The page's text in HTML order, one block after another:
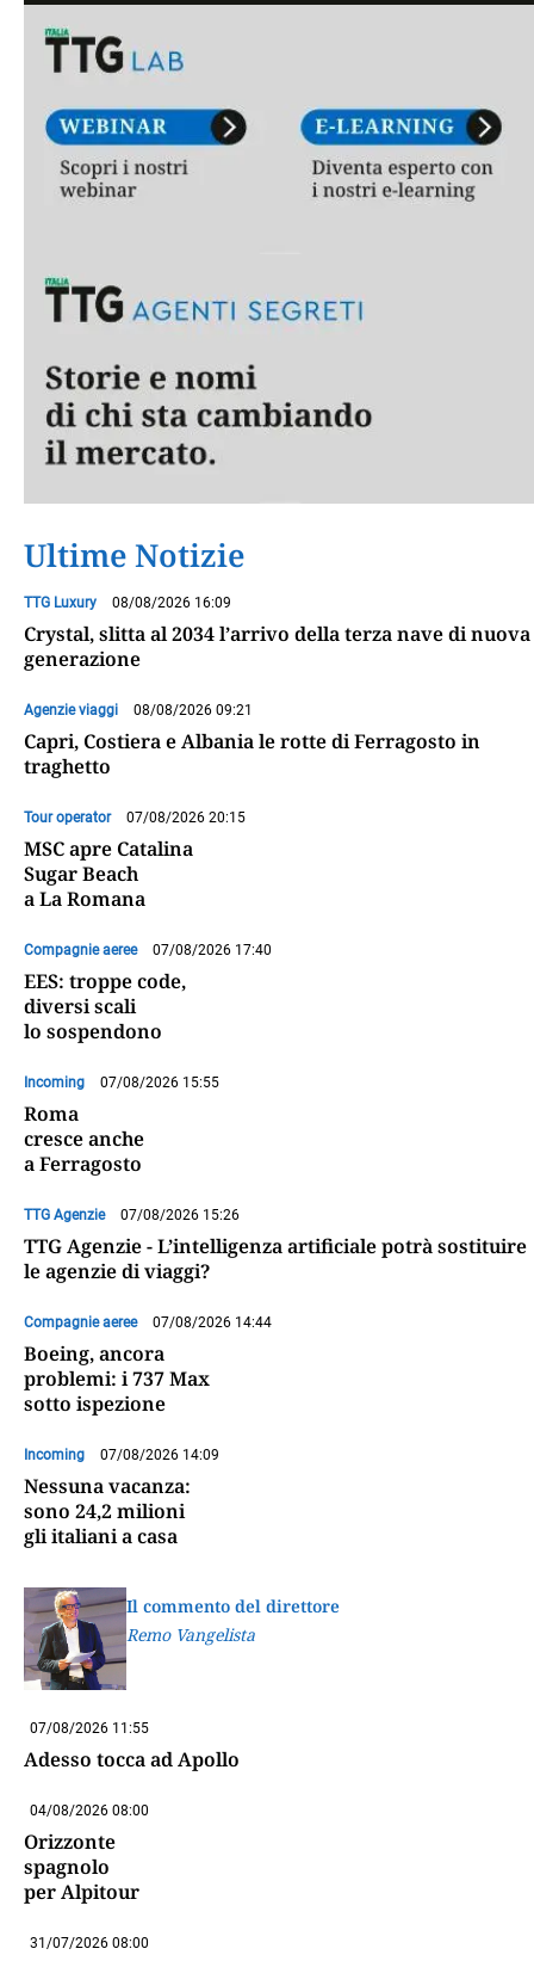
Ultime Notizie
TTG Luxury 08/08/2026 16:09
Crystal, slitta al 2034 l’arrivo della terza nave di nuova
generazione
Agenzie viaggi 08/08/2026 09:21
Capri, Costiera e Albania le rotte di Ferragosto in
traghetto
Tour operator 07/08/2026 20:15
MSC apre Catalina
Sugar Beach
a La Romana
Compagnie aeree 07/08/2026 17:40
EES: troppe code,
diversi scali
lo sospendono
Incoming 07/08/2026 15:55
Roma
cresce anche
a Ferragosto
TTG Agenzie 07/08/2026 15:26
TTG Agenzie - L’intelligenza artificiale potrà sostituire
le agenzie di viaggi?
Compagnie aeree 07/08/2026 14:44
Boeing, ancora
problemi: i 737 Max
sotto ispezione
Incoming 07/08/2026 14:09
Nessuna vacanza:
sono 24,2 milioni
gli italiani a casa
Il commento del direttore
Remo Vangelista
07/08/2026 11:55
Adesso tocca ad Apollo
04/08/2026 08:00
Orizzonte
spagnolo
per Alpitour
31/07/2026 08:00